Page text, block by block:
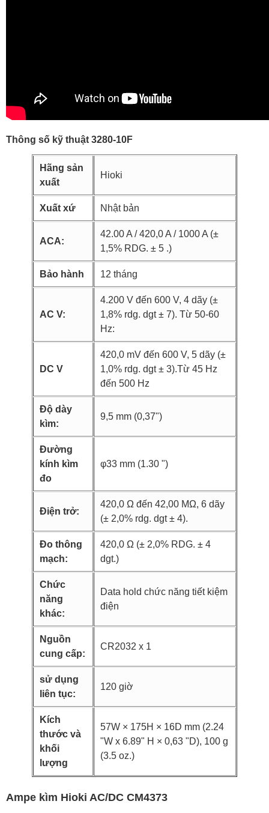
Thông số kỹ thuật 3280-10F
Hãng sản
xuất
Hioki
Xuất xứ Nhật bản
ACA:
42.00 A / 420,0 A / 1000 A (±
1,5% RDG. ± 5 .)
Bảo hành 12 tháng
AC V:
4.200 V đến 600 V, 4 dãy (±
1,8% rdg. dgt ± 7). Từ 50-60
Hz:
DC V
420,0 mV đến 600 V, 5 dãy (±
1,0% rdg. dgt ± 3).Từ 45 Hz
đến 500 Hz
Độ dày
kìm:
9,5 mm (0,37")
Đường
kính kìm
đo
φ33 mm (1.30 ")
Điện trở:
420,0 Ω đến 42,00 MΩ, 6 dãy
(± 2,0% rdg. dgt ± 4).
Đo thông
mạch:
420,0 Ω (± 2,0% RDG. ± 4
dgt.)
Chức
năng
khác:
Data hold chức năng tiết kiệm
điện
Nguồn
cung cấp:
CR2032 x 1
sử dụng
liên tục:
120 giờ
Kích
thước và
khối
lượng
57W × 175H × 16D mm (2.24
"W x 6.89" H × 0,63 "D), 100 g
(3.5 oz.)
Ampe kìm Hioki AC/DC CM4373